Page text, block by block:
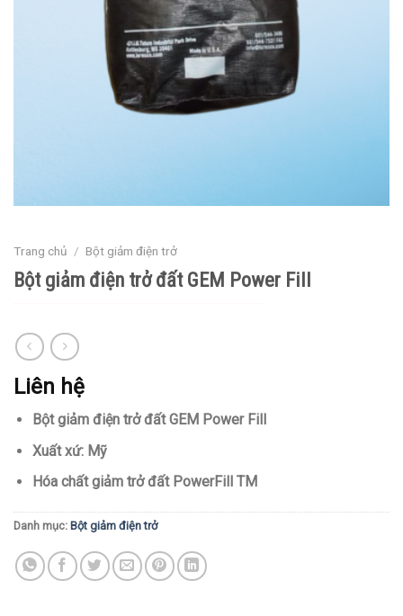
Trang chủ / Bột giảm điện trở
Bột giảm điện trở đất GEM Power Fill
Liên hệ
Bột giảm điện trở đất GEM Power Fill
Xuất xứ: Mỹ
Hóa chất giảm trở đất PowerFill TM
Danh mục: Bột giảm điện trở